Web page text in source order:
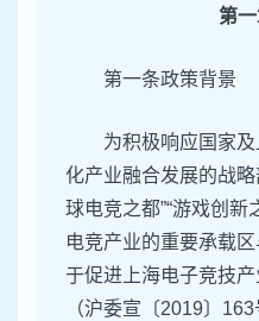
第一
第一条政策背景
为积极响应国家
化产业融合发展的战
球电竞之都”“游戏创新
电竞产业的重要承载
于促进上海电子竞技
（沪委宣〔2019〕